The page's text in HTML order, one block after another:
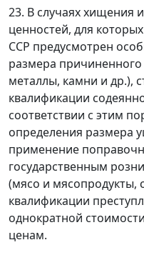
23. В случаях хищения
ценностей, для
ССР предусмотрен
размера
металлы, камни и др.),
квалификации
соответствии с этим
определения размера
применение
государственным
(мясо и мясопродукты,
квалификации
однократной
ценам.